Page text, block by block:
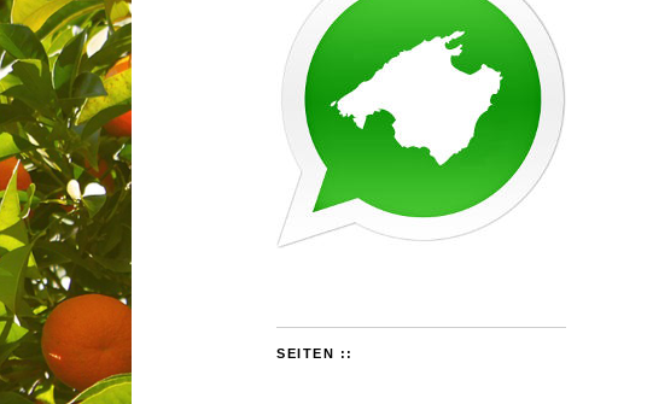
SEITEN ::